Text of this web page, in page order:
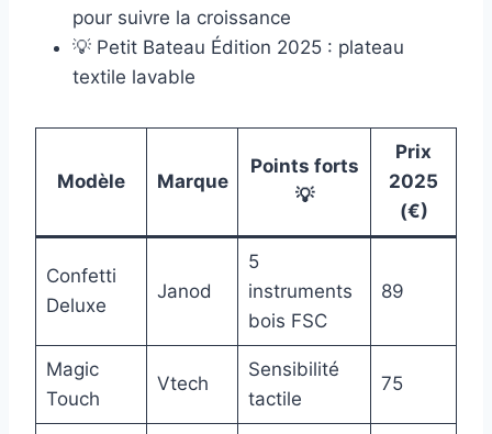
pour suivre la croissance
💡 Petit Bateau Édition 2025 : plateau
textile lavable
Modèle Marque
Points forts
💡
Prix
2025
(€)
Confetti
Deluxe
Janod
5
instruments
bois FSC
89
Magic
Touch
Vtech
Sensibilité
tactile
75